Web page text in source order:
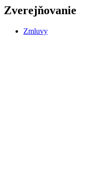
Zverejňovanie
Zmluvy